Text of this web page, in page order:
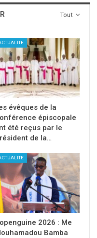
Tout
évêques de la
épiscopale
été reçus par le
de la…
2026 : Me
Bamba